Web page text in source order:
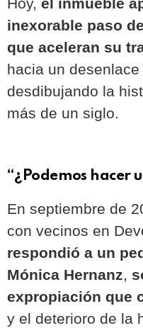
Hoy, el inmueble
inexorable paso
que aceleran su
hacia un
desdibujando la
más de un siglo.
“¿Podemos hacer
En septiembre de
con vecinos en
respondió a un
Mónica Hernanz,
expropiación que
y el deterioro de la